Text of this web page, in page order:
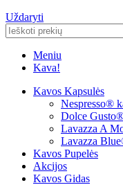
Uždaryti
Meniu
Kava!
Kavos Kapsulės
Nespresso®
Dolce
Lavazza A
Lavazza
Kavos Pupelės
Akcijos
Kavos Gidas